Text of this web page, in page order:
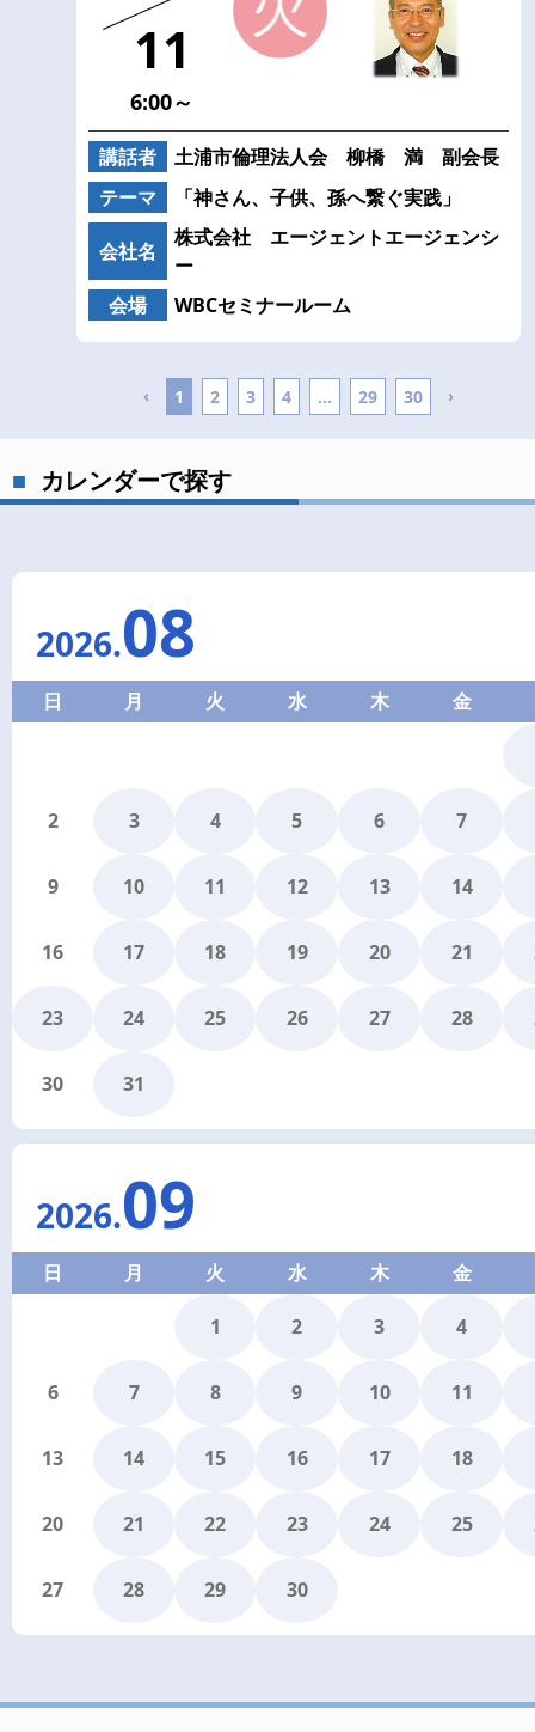
11
6:00～
講話者
土浦市倫理法人会 柳橋 満 副会長
テーマ
「神さん、子供、孫へ繋ぐ実践」
会社名
株式会社 エージェントエージェンシ
ー
会場
WBCセミナールーム
‹ 1 2 3 4 ... 29 30 ›
カレンダーで探す
2026.08
日 月 火 水 木 金
2 3 4 5 6 7
9 10 11 12 13 14
16 17 18 19 20 21
23 24 25 26 27 28
30 31
2026.09
日 月 火 水 木 金
1 2 3 4
6 7 8 9 10 11
13 14 15 16 17 18
20 21 22 23 24 25
27 28 29 30